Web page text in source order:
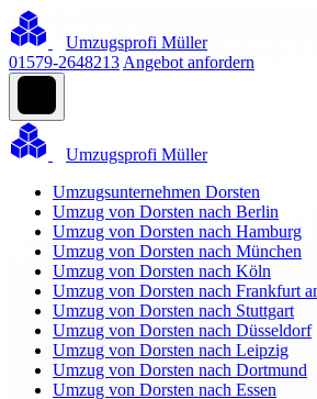
Umzugsprofi Müller
01579-2648213 Angebot anfordern
Umzugsprofi Müller
Umzugsunternehmen Dorsten
Umzug von Dorsten nach Berlin
Umzug von Dorsten nach Hamburg
Umzug von Dorsten nach München
Umzug von Dorsten nach Köln
Umzug von Dorsten nach Frankfurt
Umzug von Dorsten nach Stuttgart
Umzug von Dorsten nach Düsseldorf
Umzug von Dorsten nach Leipzig
Umzug von Dorsten nach Dortmund
Umzug von Dorsten nach Essen